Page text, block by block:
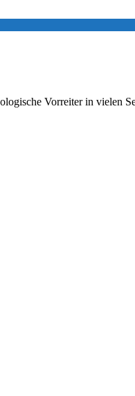
Vorreiter in vielen